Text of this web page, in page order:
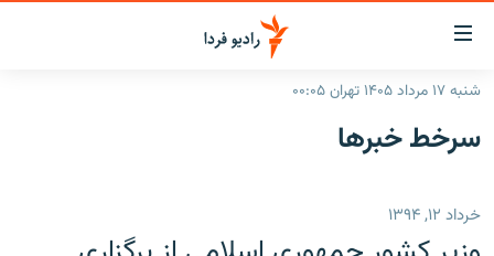
لینک‌های
قابلیت
دسترسی
بازگشت
اصلی
رفتن
ایران
شنبه ۱۷ مرداد ۱۴۰۵ تهران ۰۰:۰۵
سرخط‌ خبرها
خرداد ۱۲, ۱۳۹۴